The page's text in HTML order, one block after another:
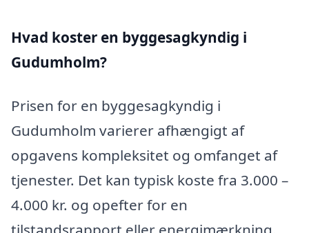
Hvad koster en byggesagkyndig i
Gudumholm?
Prisen for en byggesagkyndig i
Gudumholm varierer afhængigt af
opgavens kompleksitet og omfanget af
tjenester. Det kan typisk koste fra 3.000 –
4.000 kr. og opefter for en